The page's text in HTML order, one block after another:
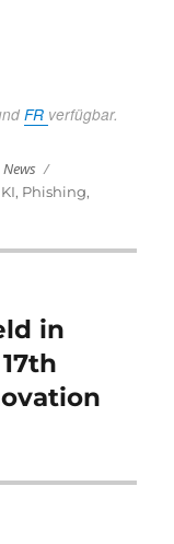
FR verfügbar.
Kategorien
News
KI, Phishing,
in